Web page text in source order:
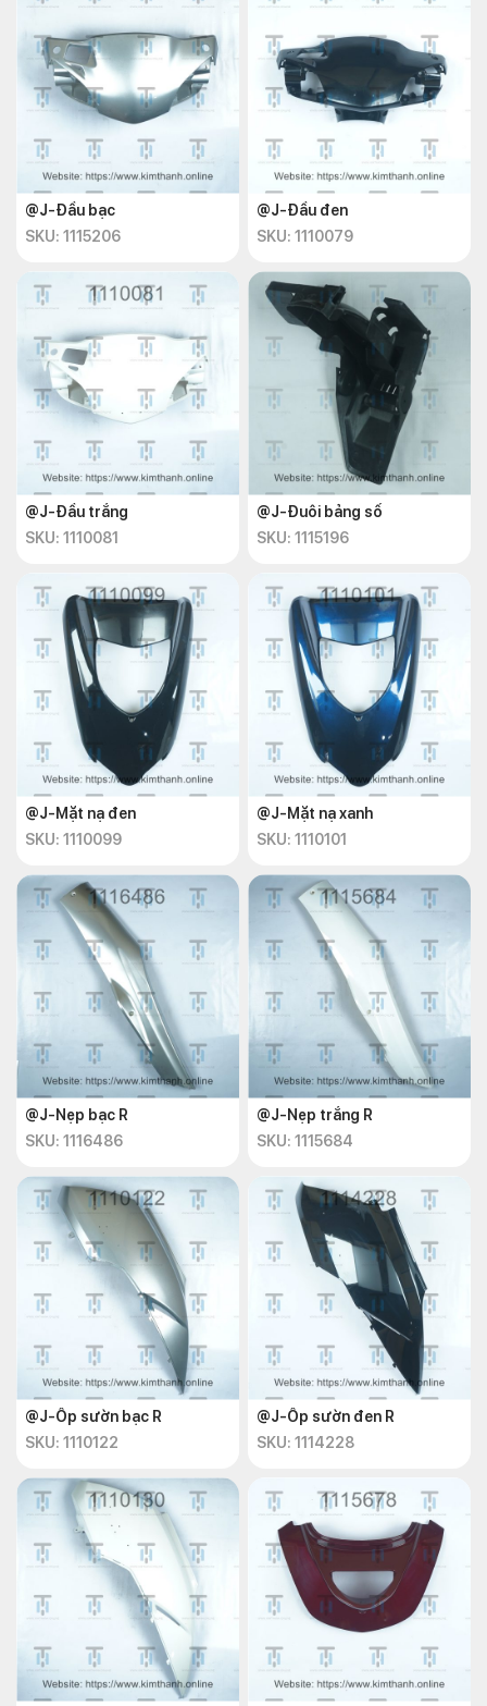
@J-Đầu bạc
SKU: 1115206
@J-Đầu đen
SKU: 1110079
@J-Đầu trắng
SKU: 1110081
@J-Đuôi bảng số
SKU: 1115196
@J-Mặt nạ đen
SKU: 1110099
@J-Mặt nạ xanh
SKU: 1110101
@J-Nẹp bạc R
SKU: 1116486
@J-Nẹp trắng R
SKU: 1115684
@J-Ốp sườn bạc R
SKU: 1110122
@J-Ốp sườn đen R
SKU: 1114228